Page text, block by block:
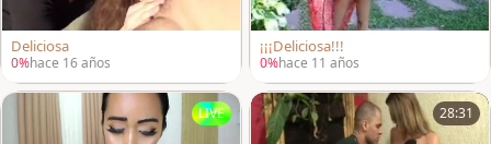
Deliciosa
0%hace 16 años
¡¡¡Deliciosa!!!
0%hace 11 años
LIVE 28:31